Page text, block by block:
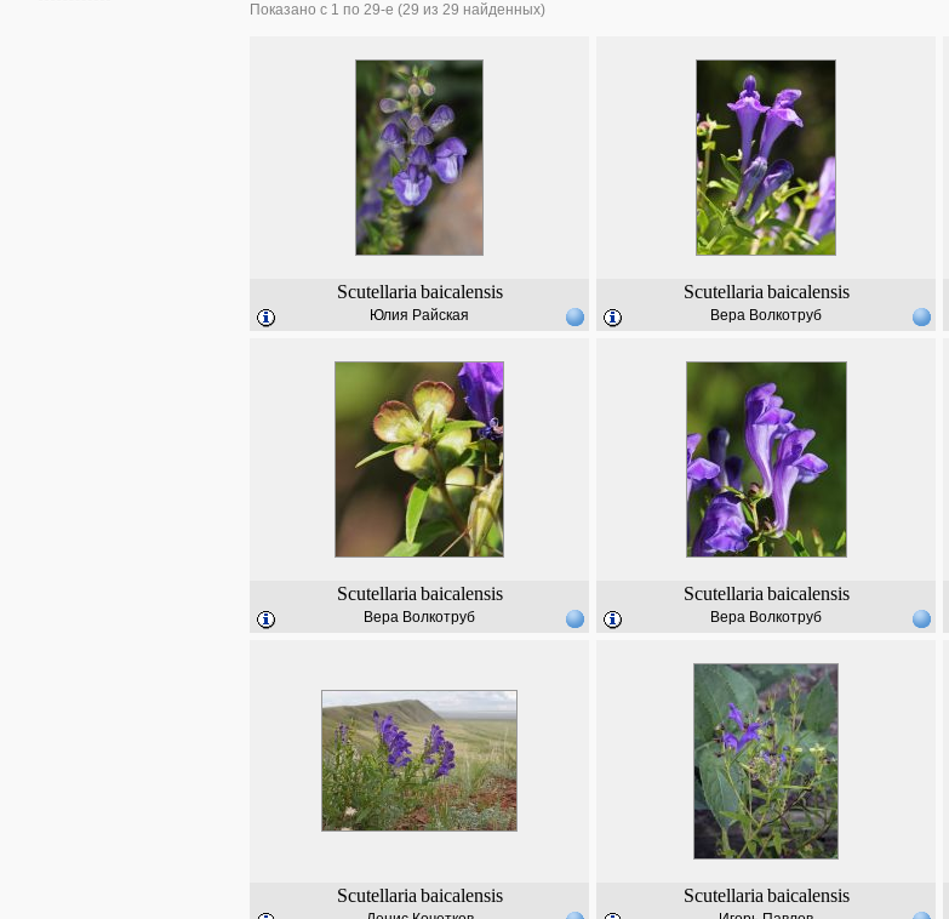
Показано с 1 по 29-е (29 из 29 найденных)
Scutellaria baicalensis
Юлия Райская
Scutellaria baicalensis
Вера Волкотруб
Scutellaria baicalensis
Вера Волкотруб
Scutellaria baicalensis
Вера Волкотруб
Scutellaria baicalensis Scutellaria baicalensis